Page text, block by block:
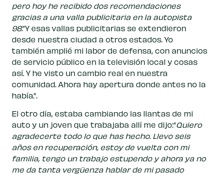
pero hoy he recibido dos recomendaciones
gracias a una valla publicitaria en la autopista
98.”Y esas vallas publicitarias se extendieron
desde nuestra ciudad a otros estados. Yo
también amplié mi labor de defensa, con anuncios
de servicio público en la televisión local y cosas
así. Y he visto un cambio real en nuestra
comunidad. Ahora hay apertura donde antes no la
había.”.
El otro día, estaba cambiando las llantas de mi
auto y un joven que trabajaba allí me dijo:“Quiero
agradecerte todo lo que has hecho. Llevo seis
años en recuperación, estoy de vuelta con mi
familia, tengo un trabajo estupendo y ahora ya no
me da tanta vergüenza hablar de mi pasado